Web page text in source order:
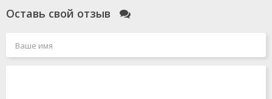
Оставь свой отзыв